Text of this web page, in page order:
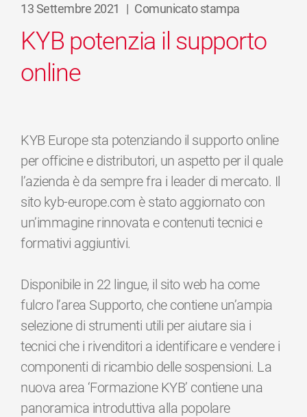
13 Settembre 2021 | Comunicato stampa
KYB potenzia il supporto
online
KYB Europe sta potenziando il supporto online
per officine e distributori, un aspetto per il quale
l’azienda è da sempre fra i leader di mercato. Il
sito kyb-europe.com è stato aggiornato con
un’immagine rinnovata e contenuti tecnici e
formativi aggiuntivi.
Disponibile in 22 lingue, il sito web ha come
fulcro l’area Supporto, che contiene un’ampia
selezione di strumenti utili per aiutare sia i
tecnici che i rivenditori a identificare e vendere i
componenti di ricambio delle sospensioni. La
nuova area ‘Formazione KYB’ contiene una
panoramica introduttiva alla popolare